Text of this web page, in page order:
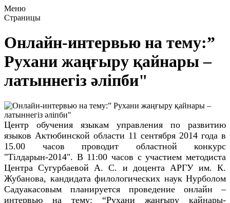
Меню
Страницы
Онлайн-интервью на тему:”
Рухани жаңғыру қайнары –
латыннегіз әліпби"
Центр обучения языкам управления по развитию
языков Актюбинской области 11 сентября 2014 года в
15.00 часов проводит областной конкурс
"Тілдарын-2014". В 11:00 часов с участием методиста
Центра Сугурбаевой А. С. и доцента АРГУ им. К.
Жубанова, кандидата филологических наук Нурболом
Садуакасовым планируется проведение онлайн –
интервью на тему: “Рухани жаңғыру қайнары-